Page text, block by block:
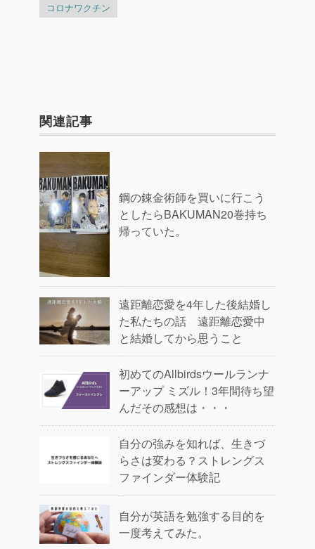
コロナワクチン
関連記事
鋼の錬金術師を買いに行こう
としたらBAKUMAN20巻持ち
帰っていた。
遠距離恋愛を4年した後結婚し
た私たちの話 遠距離恋愛中
と結婚してから思うこと
初めてのAllbirdsウールランナ
ーアップ ミズル！3年間待ち望
んだその感想は・・・
自分の強みを知れば、生きづ
らさは変わる？ストレングス
ファインダー体験記
自分が英語を勉強する目的を
一度考えてみた。